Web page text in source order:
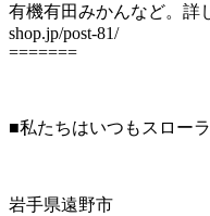
有機有田みかんなど。詳
shop.jp/post-81/
=======
■私たちはいつもスロー
岩手県遠野市